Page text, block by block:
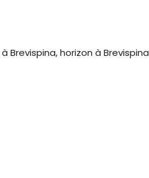
Brevispina, horizon à Brevispina